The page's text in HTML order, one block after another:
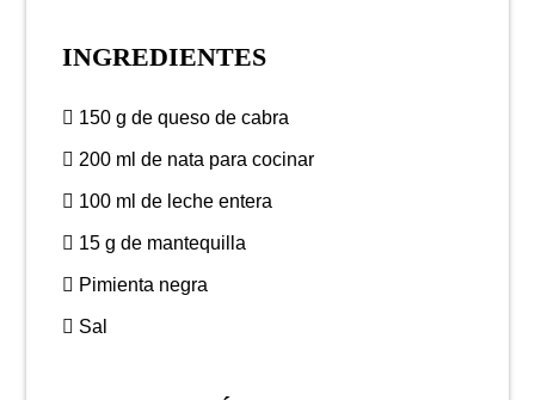
INGREDIENTES
150 g de queso de cabra
200 ml de nata para cocinar
100 ml de leche entera
15 g de mantequilla
Pimienta negra
Sal